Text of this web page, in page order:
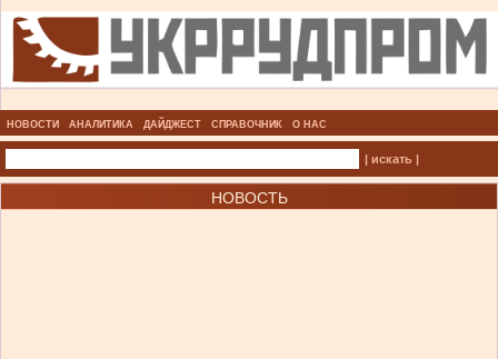
НОВОСТИ АНАЛИТИКА ДАЙДЖЕСТ СПРАВОЧНИК О НАС
| искать |
НОВОСТЬ